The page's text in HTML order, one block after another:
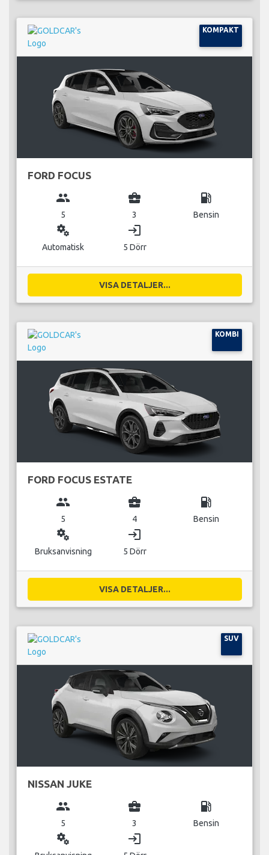
KOMPAKT
FORD FOCUS
group
5
business_center
3
local_gas_station
Bensin
miscellaneous_services
Automatisk
login
5 Dörr
VISA DETALJER...
KOMBI
FORD FOCUS ESTATE
group
5
business_center
4
local_gas_station
Bensin
miscellaneous_services
Bruksanvisning
login
5 Dörr
VISA DETALJER...
SUV
NISSAN JUKE
group
5
business_center
3
local_gas_station
Bensin
miscellaneous_services login